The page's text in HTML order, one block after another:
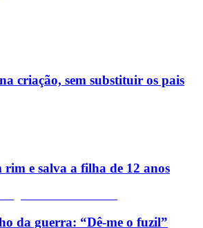
criação, sem substituir os pais
rim e salva a filha de 12 anos
da guerra: “Dê-me o fuzil”